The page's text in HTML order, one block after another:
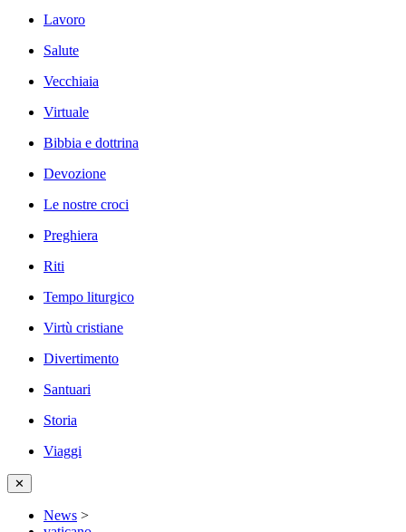
Lavoro
Salute
Vecchiaia
Virtuale
Bibbia e dottrina
Devozione
Le nostre croci
Preghiera
Riti
Tempo liturgico
Virtù cristiane
Divertimento
Santuari
Storia
Viaggi
✕
News >